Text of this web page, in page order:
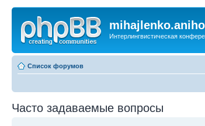
Интерлингвистическая
Список форумов
Часто задаваемые вопросы